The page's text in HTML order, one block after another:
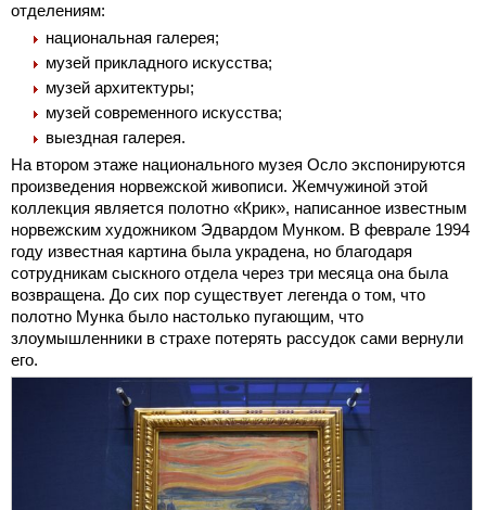
отделениям:
национальная галерея;
музей прикладного искусства;
музей архитектуры;
музей современного искусства;
выездная галерея.
На втором этаже национального музея Осло экспонируются
произведения норвежской живописи. Жемчужиной этой
коллекция является полотно «Крик», написанное известным
норвежским художником Эдвардом Мунком. В феврале 1994
году известная картина была украдена, но благодаря
сотрудникам сыскного отдела через три месяца она была
возвращена. До сих пор существует легенда о том, что
полотно Мунка было настолько пугающим, что
злоумышленники в страхе потерять рассудок сами вернули
его.